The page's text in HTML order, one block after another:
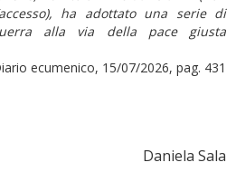
ha adottato una serie di
alla via della pace giusta
ecumenico, 15/07/2026, pag. 431
Daniela Sala